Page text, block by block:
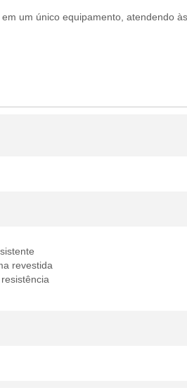
em um único equipamento, atendendo
revestida